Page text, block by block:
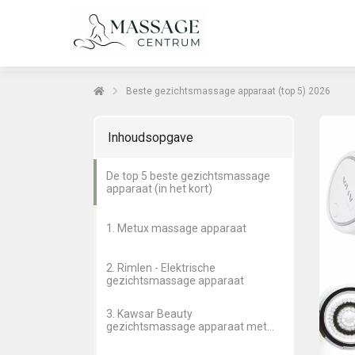
Beste gezichtsmassage apparaat (top 5) 2026
Inhoudsopgave
De top 5 beste gezichtsmassage
apparaat (in het kort)
1. Metux massage apparaat
2. Rimlen - Elektrische
gezichtsmassage apparaat
3. Kawsar Beauty
gezichtsmassage apparaat met